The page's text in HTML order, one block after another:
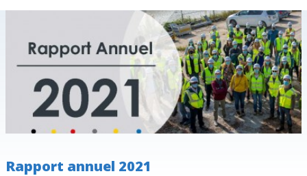
Rapport annuel 2021